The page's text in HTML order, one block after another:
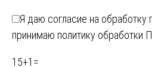
Я даю согласие на
принимаю политику обработки
15+1 =